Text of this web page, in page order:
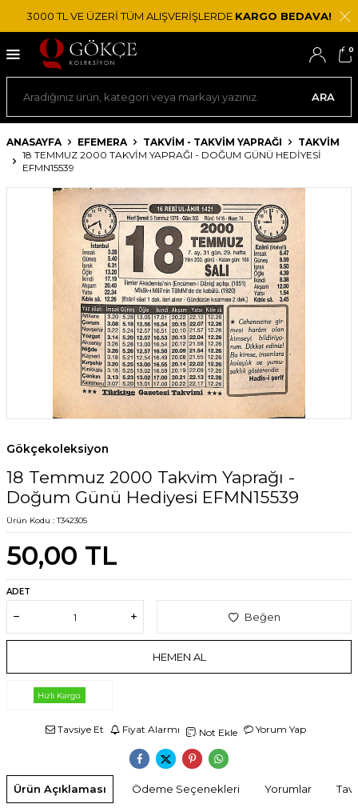
3000 TL VE ÜZERİ TÜM ALIŞVERİŞLERDE KARGO BEDAVA!
ARA
0
ANASAYFA EFEMERA TAKVIM - TAKVIM YAPRAĞI
TAKVIM
18 TEMMUZ 2000 TAKVIM YAPRAĞI - DOĞUM GÜNÜ HEDIYESI
EFMN15539
Gökçekoleksiyon
18 Temmuz 2000 Takvim Yaprağı -
Doğum Günü Hediyesi EFMN15539
Ürün Kodu :T342305
50,00 TL
ADET
Beğen
HEMEN AL
Tavsiye Et Fiyat Alarmı Not Ekle Yorum Yap
Ürün Açıklaması Ödeme Seçenekleri Yorumlar